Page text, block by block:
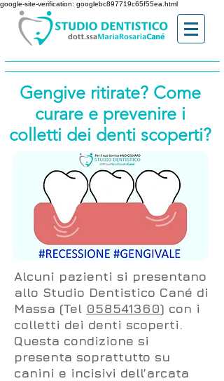
google-site-verification: googlebc897719c65f55ea.html
Gengive ritirate? Come
curare e prevenire i
colletti dei denti scoperti?
Alcuni pazienti si presentano
allo Studio Dentistico Cané di
Massa (Tel 058541360) con i
colletti dei denti scoperti.
Questa condizione si
presenta soprattutto su
canini e incisivi dell’arcata